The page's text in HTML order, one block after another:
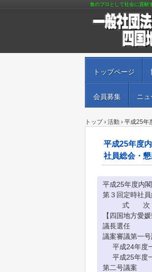
食のプロとして社会に貢
トップページ
会員募集 ニュ
トップ › 活動 › 平成25年
平成25年度
社員総会・
平成25年度内
第３回定時社
式 次
【四国地方愛
議長選
議案審議第
平成24年度
平成25年度
第二号議